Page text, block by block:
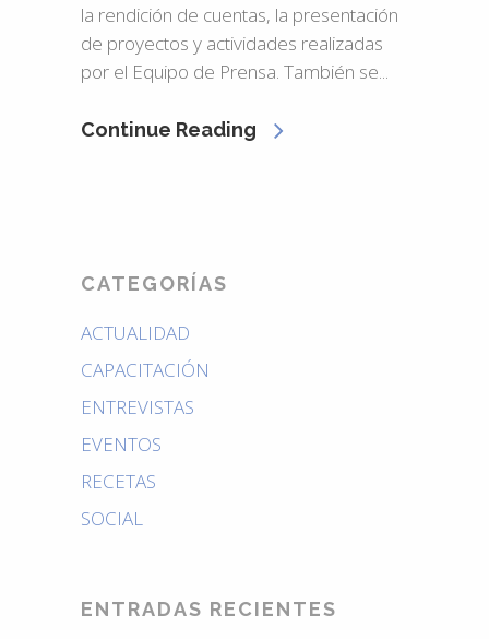
la rendición de cuentas, la presentación
de proyectos y actividades realizadas
por el Equipo de Prensa. También se...
Continue Reading
CATEGORÍAS
ACTUALIDAD
CAPACITACIÓN
ENTREVISTAS
EVENTOS
RECETAS
SOCIAL
ENTRADAS RECIENTES